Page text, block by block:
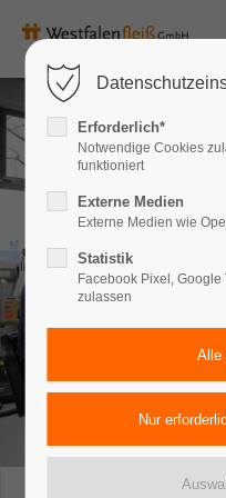
Erforderlich*
Notwendige Cookies
funktioniert
Externe Medien
Externe Medien wie
Statistik
Facebook Pixel,
zulassen